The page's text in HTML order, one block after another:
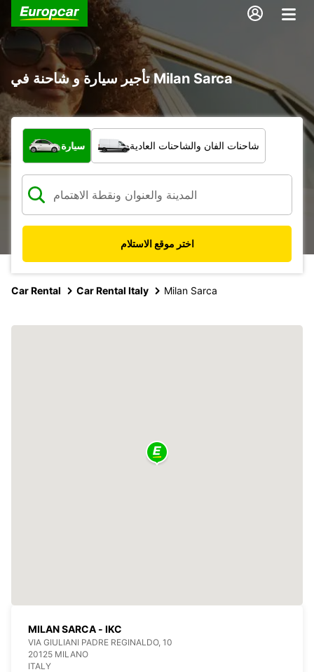
تأجير سيارة و شاحنة في Milan Sarca
ما نوع المركبة؟
سيارة شاحنات الفان والشاحنات العادية
اختر موقع الاستلام
Car Rental Car Rental Italy Milan Sarca
MILAN SARCA - IKC
VIA GIULIANI PADRE REGINALDO, 10
20125 MILANO
ITALY